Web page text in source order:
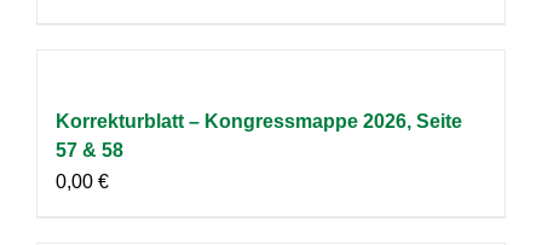
Korrekturblatt – Kongressmappe 2026, Seite
57 & 58
0,00 €